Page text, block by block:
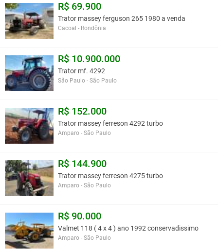
R$ 69.900
Trator massey ferguson 265 1980 a venda
Cacoal - Rondônia
R$ 10.900.000
Trator mf. 4292
São Paulo - São Paulo
R$ 152.000
Trator massey ferreson 4292 turbo
Amparo - São Paulo
R$ 144.900
Trator massey ferreson 4275 turbo
Amparo - São Paulo
R$ 90.000
Valmet 118 ( 4 x 4 ) ano 1992 conservadissimo
Amparo - São Paulo